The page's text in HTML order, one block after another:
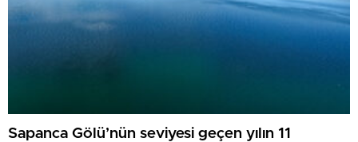
Sapanca Gölü’nün seviyesi geçen yılın 11